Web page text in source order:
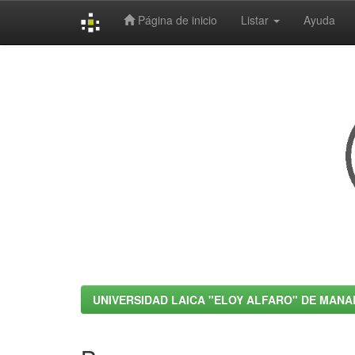
Página de inicio Listar Ayuda
UNIVERSIDAD LAICA "ELOY ALFARO" DE